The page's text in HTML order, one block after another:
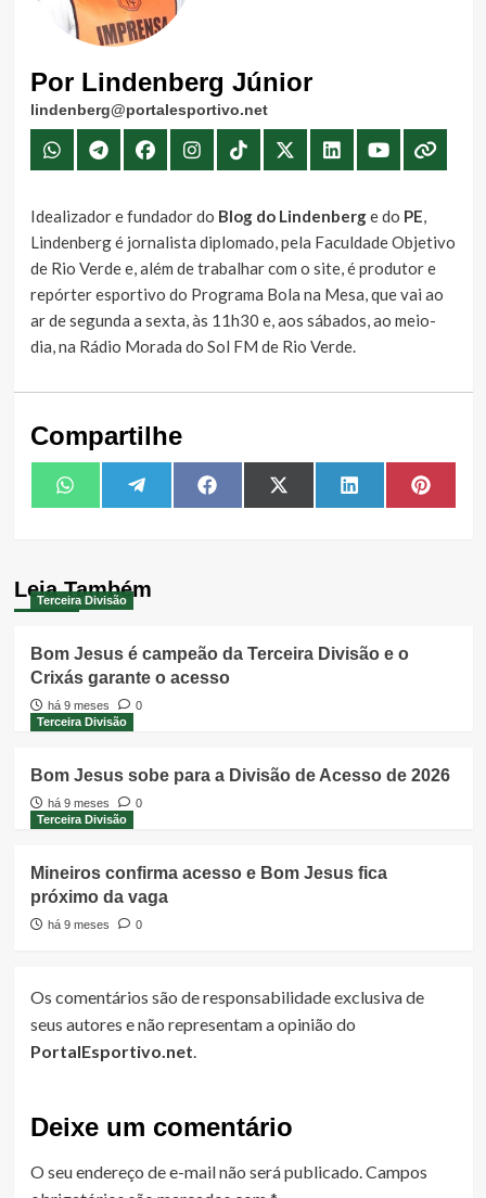
Por Lindenberg Júnior
lindenberg@portalesportivo.net
Idealizador e fundador do Blog do Lindenberge do PE,
Lindenberg é jornalista diplomado, pela Faculdade Objetivo
de Rio Verde e, além de trabalhar com o site, é produtor e
repórter esportivo do Programa Bola na Mesa, que vai ao
ar de segunda a sexta, às 11h30 e, aos sábados, ao meio-
dia, na Rádio Morada do Sol FM de Rio Verde.
Compartilhe
Share
on
WhatsAppShare
on
TelegramShare
on
FacebookShare
on
X
(Twitter)
Share
on
LinkedIn Share
on
Leia Também
Terceira Divisão
Bom Jesus é campeão da Terceira Divisão e o
Crixás garante o acesso
há 9 meses
0
Terceira Divisão
Bom Jesus sobe para a Divisão de Acesso de 2026
há 9 meses
0
Terceira Divisão
Mineiros confirma acesso e Bom Jesus fica
próximo da vaga
há 9 meses 0
Os comentários são de responsabilidade exclusiva de
seus autores e não representam a opinião do
PortalEsportivo.net.
Deixe um comentário
O seu endereço de e-mail não será publicado.Campos